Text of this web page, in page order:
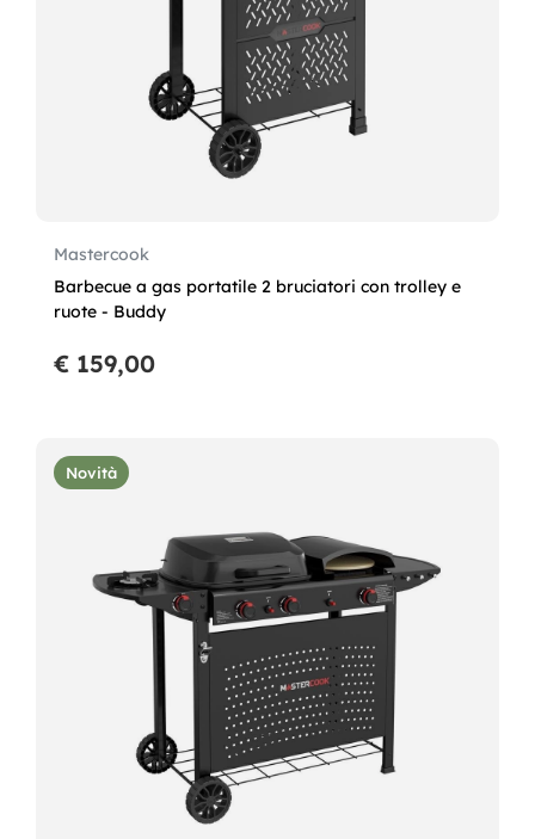
Mastercook
Barbecue a gas portatile 2 bruciatori con trolley e
ruote - Buddy
€ 159,00
Novità